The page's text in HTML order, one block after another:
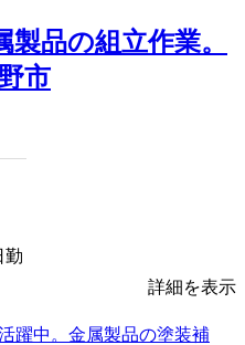
品の組立作業。
市
勤
詳細を表示